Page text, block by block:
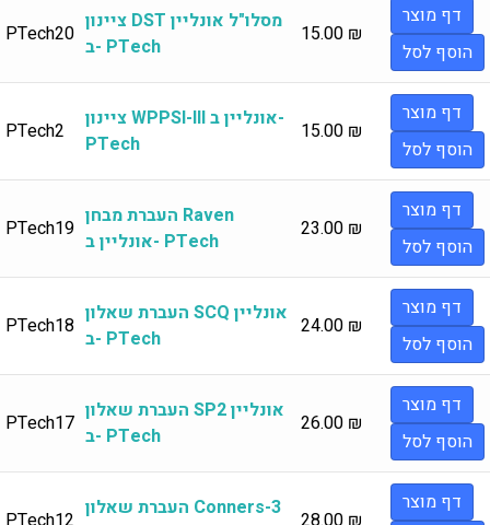
PTech20 ציינון DST מסלו"ל אונליין
ב- PTech
15.00 ₪
דף מוצר
הוסף לסל
PTech2
ציינון WPPSI-III אונליין ב-
PTech
15.00 ₪
דף מוצר
הוסף לסל
PTech19 העברת מבחן Raven
אונליין ב- PTech
23.00 ₪
דף מוצר
הוסף לסל
PTech18 העברת שאלון SCQ אונליין
ב- PTech
24.00 ₪
דף מוצר
הוסף לסל
PTech17 העברת שאלון SP2 אונליין
ב- PTech
26.00 ₪
דף מוצר
הוסף לסל
העברת שאלון Conners-3
דף מוצר